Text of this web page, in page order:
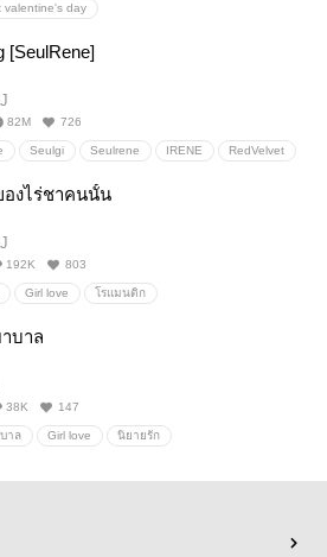
valentine's day
[SeulRene]
82M 726
Seulgi Seulrene IRENE RedVelvet
งไร่ชาคนนั้น
192K 803
Girl love โรแมนติก
บาล
38K 147
าล Girl love นิยายรัก